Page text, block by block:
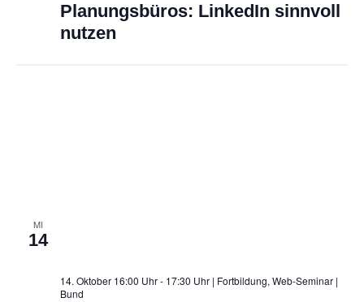
Planungsbüros: LinkedIn sinnvoll
nutzen
MI
14
14. Oktober 16:00 Uhr - 17:30 Uhr | Fortbildung, Web-Seminar |
Bund